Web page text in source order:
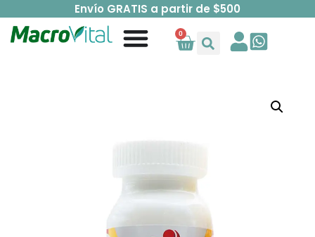
Envío GRATIS a partir de $500
0